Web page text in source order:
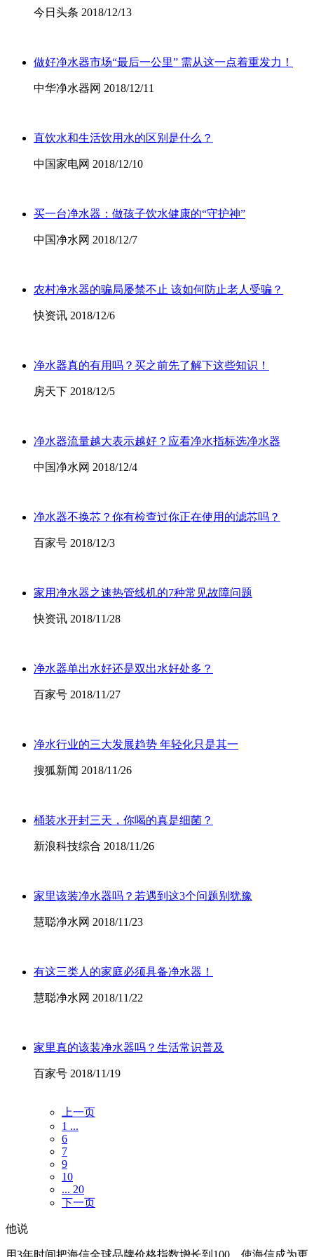
今日头条 2018/12/13
做好净水器市场“最后一公里” 需从这一点着重发力！
中华净水器网 2018/12/11
直饮水和生活饮用水的区别是什么？
中国家电网 2018/12/10
买一台净水器：做孩子饮水健康的“守护神”
中国净水网 2018/12/7
农村净水器的骗局屡禁不止 该如何防止老人受骗？
快资讯 2018/12/6
净水器真的有用吗？买之前先了解下这些知识！
房天下 2018/12/5
净水器流量越大表示越好？应看净水指标选净水器
中国净水网 2018/12/4
净水器不换芯？你有检查过你正在使用的滤芯吗？
百家号 2018/12/3
家用净水器之速热管线机的7种常见故障问题
快资讯 2018/11/28
净水器单出水好还是双出水好处多？
百家号 2018/11/27
净水行业的三大发展趋势 年轻化只是其一
搜狐新闻 2018/11/26
桶装水开封三天，你喝的真是细菌？
新浪科技综合 2018/11/26
家里该装净水器吗？若遇到这3个问题别犹豫
慧聪净水网 2018/11/23
有这三类人的家庭必须具备净水器！
慧聪净水网 2018/11/22
家里真的该装净水器吗？生活常识普及
百家号 2018/11/19
上一页
1 ...
6
7
9
10
... 20
下一页
他说
用3年时间把海信全球品牌价格指数增长到100，使海信成为更